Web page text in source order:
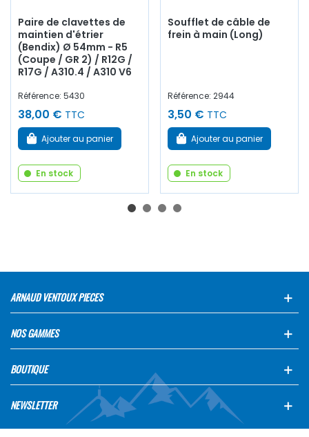
Paire de clavettes de
maintien d'étrier
(Bendix) Ø 54mm - R5
(Coupe / GR 2) / R12G /
R17G / A310.4 / A310 V6
Référence: 5430
38,00 € TTC
Ajouter au panier
En stock
Soufflet de câble de
frein à main (Long)
Référence: 2944
3,50 € TTC
Ajouter au panier
En stock
ARNAUD VENTOUX PIECES
NOS GAMMES
BOUTIQUE
NEWSLETTER